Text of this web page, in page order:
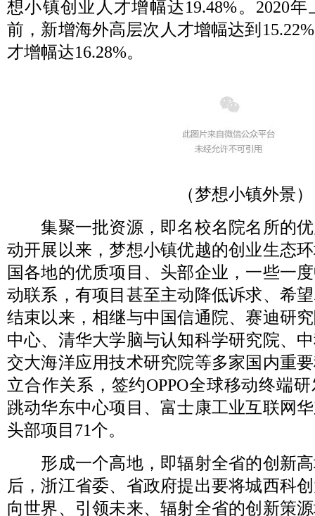
想小镇创业人才增幅达19.48%。2020
前，新增海外高层次人才增幅达到
才增幅达16.28%。
（梦想小镇外景）
集聚一批资源，即名校名院名所的优
动开展以来，梦想小镇优越的创业生态
国各地的优质项目、头部企业，一些一
动联系，有项目甚至主动降低诉求、希
结束以来，相继与中国信通院、赛迪研
中心、清华大学脑与认知科学研究院、
交大海洋应用技术研究院等多家国内重
立合作关系，签约OPPO全球移动终端
跳动华东中心项目、富士康工业互联网
头部项目71个。
形成一个高地，即辐射全省的创新高
后，浙江省委、省政府提出要将城西科
向世界、引领未来、辐射全省的创新策